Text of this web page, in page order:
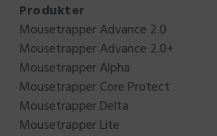
Produkter
Mousetrapper Advance 2.0
Mousetrapper Advance 2.0+
Mousetrapper Alpha
Mousetrapper Core Protect
Mousetrapper Delta
Mousetrapper Lite